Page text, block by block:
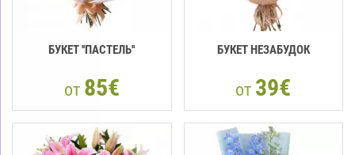
БУКЕТ ''ПАСТЕЛЬ''
от 85€
БУКЕТ НЕЗАБУДОК
от 39€